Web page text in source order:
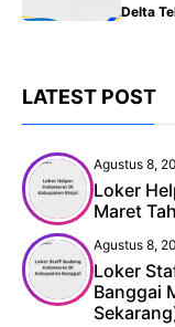
Delta
LATEST POST
Agustus 8,
Loker
Maret
Agustus 8,
Loker
Banggai